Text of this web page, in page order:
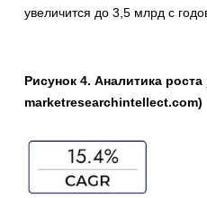
увеличится до 3,5 млрд с
Рисунок 4. Аналитика
marketresearchintellect.com)